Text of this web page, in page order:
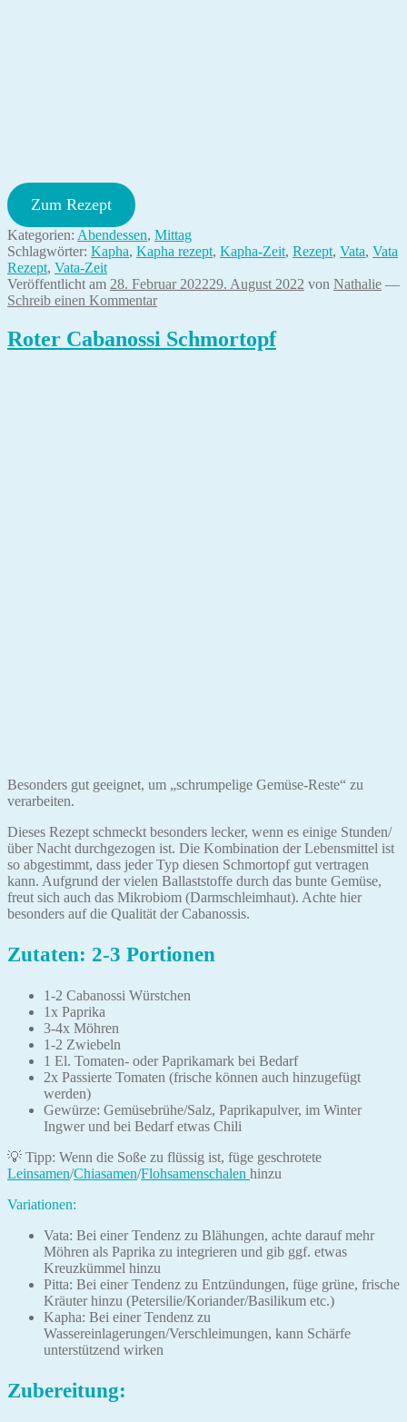
Zum Rezept
Kategorien: Abendessen, Mittag
Schlagwörter: Kapha, Kapha rezept, Kapha-Zeit, Rezept, Vata, Vata
Rezept, Vata-Zeit
Veröffentlicht am 28. Februar 202229. August 2022 von Nathalie —
Schreib einen Kommentar
Roter Cabanossi Schmortopf
Besonders gut geeignet, um „schrumpelige Gemüse-Reste“ zu
verarbeiten.
Dieses Rezept schmeckt besonders lecker, wenn es einige Stunden/
über Nacht durchgezogen ist. Die Kombination der Lebensmittel ist
so abgestimmt, dass jeder Typ diesen Schmortopf gut vertragen
kann. Aufgrund der vielen Ballaststoffe durch das bunte Gemüse,
freut sich auch das Mikrobiom (Darmschleimhaut). Achte hier
besonders auf die Qualität der Cabanossis.
Zutaten: 2-3 Portionen
1-2 Cabanossi Würstchen
1x Paprika
3-4x Möhren
1-2 Zwiebeln
1 El. Tomaten- oder Paprikamark bei Bedarf
2x Passierte Tomaten (frische können auch hinzugefügt
werden)
Gewürze: Gemüsebrühe/Salz, Paprikapulver, im Winter
Ingwer und bei Bedarf etwas Chili
💡 Tipp: Wenn die Soße zu flüssig ist, füge geschrotete
Leinsamen/Chiasamen/Flohsamenschalen hinzu
Variationen:
Vata: Bei einer Tendenz zu Blähungen, achte darauf mehr
Möhren als Paprika zu integrieren und gib ggf. etwas
Kreuzkümmel hinzu
Pitta: Bei einer Tendenz zu Entzündungen, füge grüne, frische
Kräuter hinzu (Petersilie/Koriander/Basilikum etc.)
Kapha: Bei einer Tendenz zu
Wassereinlagerungen/Verschleimungen, kann Schärfe
unterstützend wirken
Zubereitung: